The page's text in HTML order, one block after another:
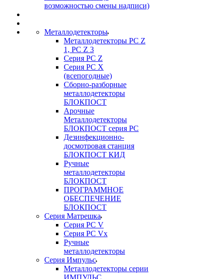
возможностью смены надписи)
Металлодетекторы
Металлодетекторы РС Z
1, PC Z 3
Серия РС Z
Серия РС X
(всепогодные)
Сборно-разборные
металлодетекторы
БЛОКПОСТ
Арочные
Металлодетекторы
БЛОКПОСТ серия РС
Дезинфекционно-
досмотровая станция
БЛОКПОСТ КИД
Ручные
металлодетекторы
БЛОКПОСТ
ПРОГРАММНОЕ
ОБЕСПЕЧЕНИЕ
БЛОКПОСТ
Серия Матрешка
Серия PC V
Серия PC Vx
Ручные
металлодетекторы
Серия Импульс
Металлодетекторы серии
ИМПУЛЬС